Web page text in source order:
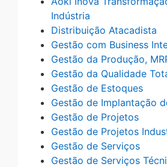
Indústria
Distribuição Atacadista
Gestão com Business
Gestão da Produção,
Gestão da Qualidade
Gestão de Estoques
Gestão de Implantação
Gestão de Projetos
Gestão de Projetos
Gestão de Serviços
Gestão de Serviços